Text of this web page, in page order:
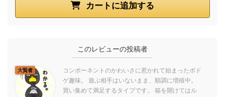
カートに追加する
このレビューの投稿者
大賢者
コンポーネントのかわいさに惹かれて始まったボド
ゲ趣味。 遊ぶ相手はいないまま、順調に増殖中。
買い集めて満足するタイプです。 箱を開けてはル